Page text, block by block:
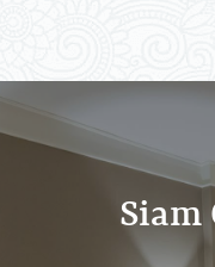
Siam
Siam